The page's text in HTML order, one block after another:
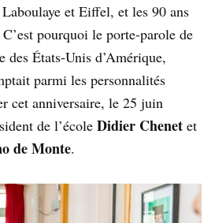
et Eiffel, et les 90 ans
pourquoi le porte-parole de
des États-Unis d’Amérique,
parmi les personnalités
cet anniversaire, le 25 juin
de l’école Didier Chenet et
de Monte.